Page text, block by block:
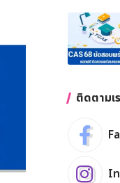
ติดตามเ